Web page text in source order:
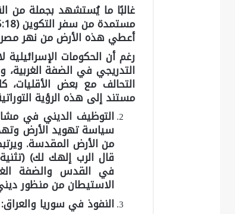
غالبًا ما يُستشهد بجملة من
مستمدة من سفر التكوين (15:18
أعطي هذه الأرض من نهر مصر
رغم أن الحكومات
التدريجي في الضفة الغربية،
التحالف مع بعض
مستند إلى هذه الرؤية
التوظيف الديني في
سياسة تهويد الأرض
من الأرض المقدسة.
في القدس والضفة
الاستيطان من منظور
النفوذ في سوريا